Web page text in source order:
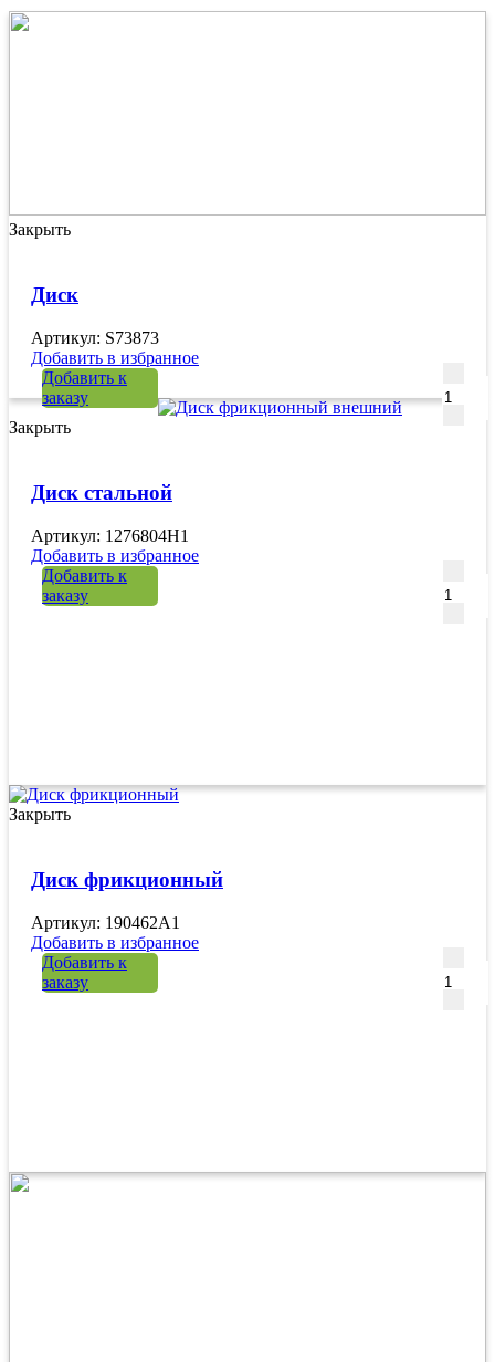
Закрыть
Диск
Артикул: S73873
Добавить в избранное
Добавить к
заказу
Закрыть
Диск стальной
Артикул: 1276804H1
Добавить в избранное
Добавить к
заказу
Закрыть
Диск фрикционный
Артикул: 190462A1
Добавить в избранное
Добавить к
заказу